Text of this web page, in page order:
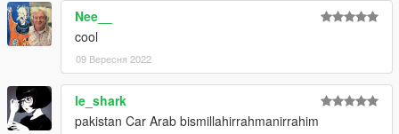
Nee__
cool
09 Вересня 2022
le_shark
pakistan Car Arab bismillahirrahmanirrahim